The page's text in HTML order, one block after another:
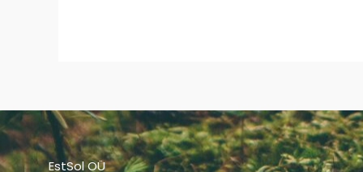
EstSol OÜ